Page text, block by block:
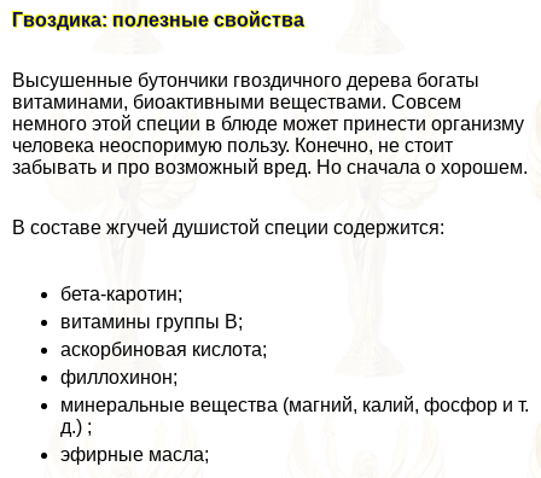
Гвоздика: полезные свойства
Высушенные бутончики гвоздичного дерева богаты
витаминами, биоактивными веществами. Совсем
немного этой специи в блюде может принести организму
человека неоспоримую пользу. Конечно, не стоит
забывать и про возможный вред. Но сначала о хорошем.
В составе жгучей душистой специи содержится:
бета-каротин;
витамины группы В;
аскорбиновая кислота;
филлохинон;
минеральные вещества (магний, калий, фосфор и т.
д.) ;
эфирные масла;